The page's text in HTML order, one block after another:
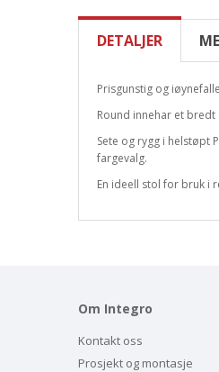
DETALJER
Prisgunstig og
Round innehar et
Sete og rygg i helstøpt
fargevalg.
En ideell stol for bruk i
Om Integro
Kontakt oss
Prosjekt og montasje